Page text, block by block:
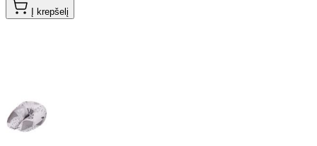
Į krepšelį